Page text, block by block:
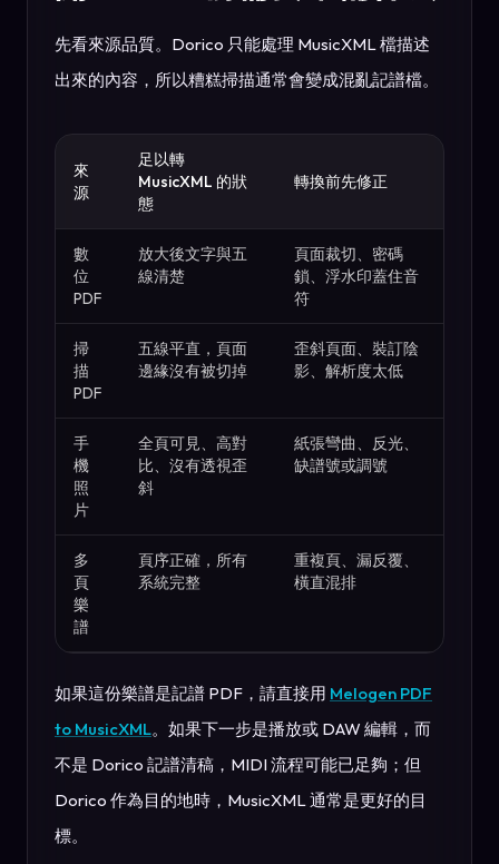
先看來源品質。Dorico 只能處理 MusicXML 檔描述
出來的內容，所以糟糕掃描通常會變成混亂記譜檔。
來
源
足以轉
MusicXML 的狀
態
轉換前先修正
數
位
PDF
放大後文字與五
線清楚
頁面裁切、密碼
鎖、浮水印蓋住音
符
掃
描
PDF
五線平直，頁面
邊緣沒有被切掉
歪斜頁面、裝訂陰
影、解析度太低
手
機
照
片
全頁可見、高對
比、沒有透視歪
斜
紙張彎曲、反光、
缺譜號或調號
多
頁
樂
譜
頁序正確，所有
系統完整
重複頁、漏反覆、
橫直混排
如果這份樂譜是記譜 PDF，請直接用 Melogen PDF
to MusicXML。如果下一步是播放或 DAW 編輯，而
不是 Dorico 記譜清稿，MIDI 流程可能已足夠；但
Dorico 作為目的地時，MusicXML 通常是更好的目
標。